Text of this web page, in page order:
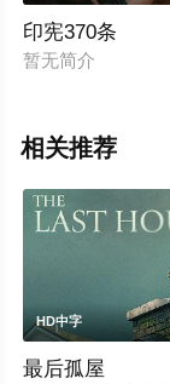
印宪370条
暂无简介
相关推荐
HD中字
最后孤屋